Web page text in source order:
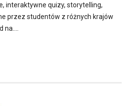
interaktywne quizy, storytelling,
przez studentów z różnych krajów
na….